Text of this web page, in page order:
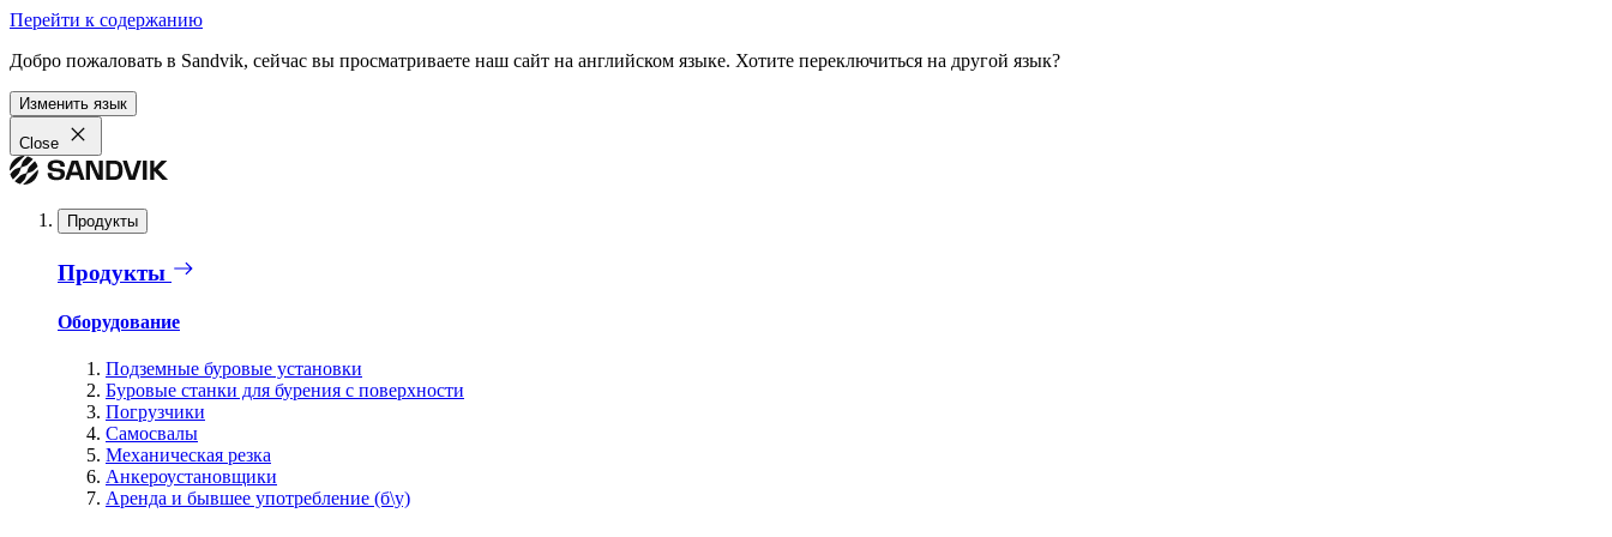
Перейти к содержанию
Добро пожаловать в Sandvik, сейчас вы просматриваете наш сайт на английском языке. Хотите переключиться на другой язык?
Изменить язык
Close
Продукты
Продукты
Оборудование
Подземные буровые установки
Буровые станки для бурения с поверхности
Погрузчики
Самосвалы
Механическая резка
Анкероустановщики
Аренда и бывшее употребление (б\у)